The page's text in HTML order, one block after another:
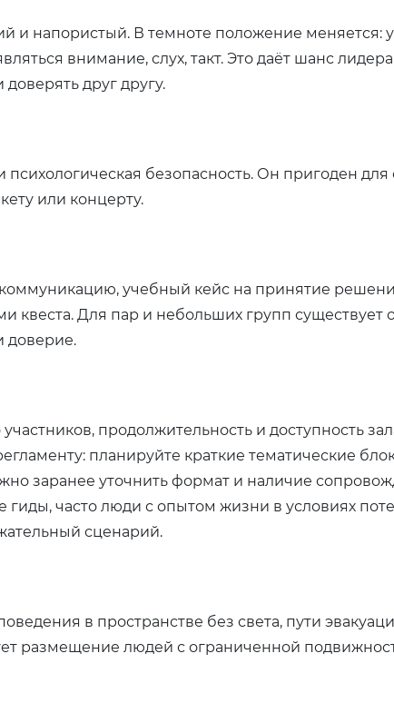
и напористый. В темноте положение меняется:
внимание, слух, такт. Это даёт шанс
друг другу.
безопасность. Он пригоден
или концерту.
учебный кейс на принятие
Для пар и небольших групп существует
доверие.
продолжительность и доступность
планируйте краткие тематические
заранее уточнить формат и наличие
часто люди с опытом жизни в условиях
сценарий.
в пространстве без света, пути
размещение людей с ограниченной